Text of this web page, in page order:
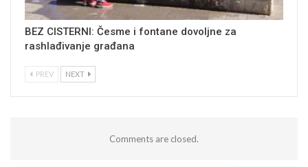
BEZ CISTERNI: Česme i fontane dovoljne za
rashlađivanje građana
PREV NEXT
Comments are closed.